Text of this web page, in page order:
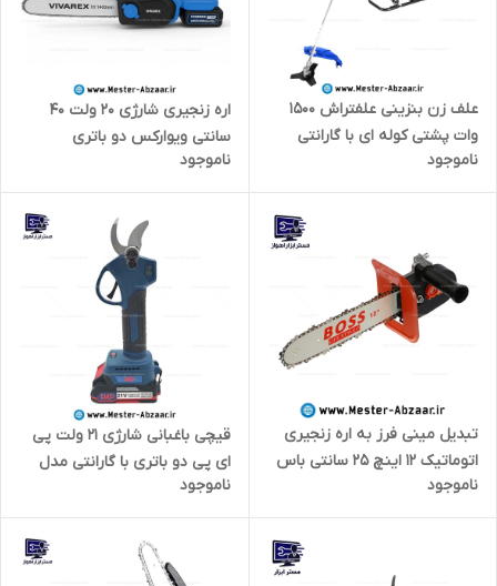
علف زن بنزینی علفتراش 1500
وات پشتی کوله ای با گارانتی
VR5215-BCP چمن زن ، حاشیه
ناموجود
اره زنجیری شارژی 20 ولت 40
سانتی ویوارکس دو باتری
براشلس با گارانتی مدل
VIVAREX VR2016V-CS
ناموجود
تبدیل مینی فرز به اره زنجیری
اتوماتیک 12 اینچ 25 سانتی باس
LIFE STYLE
ناموجود
قیچی باغبانی شارژی 21 ولت پی
ای پی دو باتری با گارانتی مدل
P.A.P BS-2128
ناموجود